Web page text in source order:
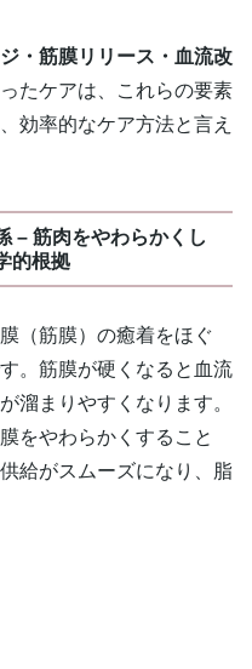
・筋膜リリース・血流改
たケアは、これらの要素
効率的なケア方法と言え
– 筋肉をやわらかくし
的根拠
（筋膜）の癒着をほぐ
。筋膜が硬くなると血流
溜まりやすくなります。
をやわらかくすること
給がスムーズになり、脂